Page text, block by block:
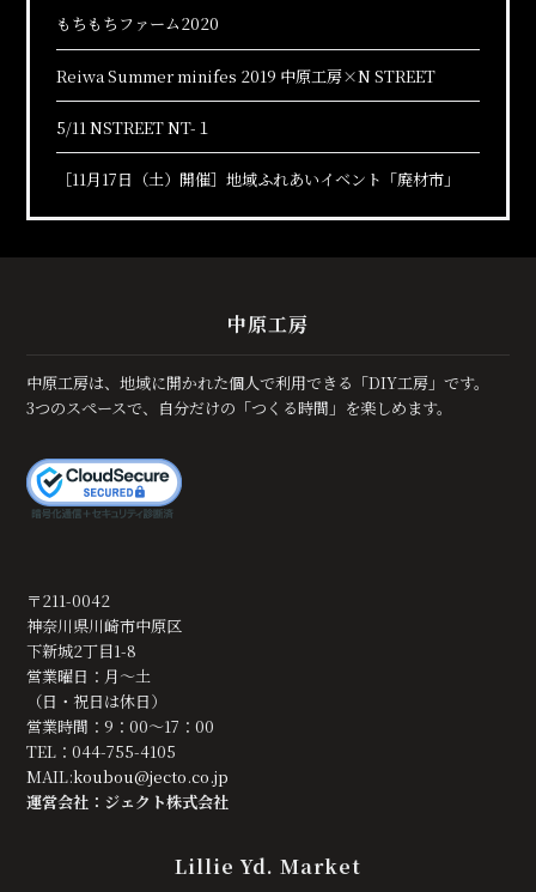
もちもちファーム2020
Reiwa Summer minifes 2019 中原工房×N STREET
5/11 NSTREET NT-１
［11月17日（土）開催］地域ふれあいイベント「廃材市」
中原工房
中原工房は、地域に開かれた個人で利用できる「DIY工房」です。
3つのスペースで、自分だけの「つくる時間」を楽しめます。
〒211-0042
神奈川県川崎市中原区
下新城2丁目1-8
営業曜日：月～土
（日・祝日は休日）
営業時間：9：00～17：00
TEL：044-755-4105
MAIL:koubou@jecto.co.jp
運営会社：ジェクト株式会社
Lillie Yd. Market